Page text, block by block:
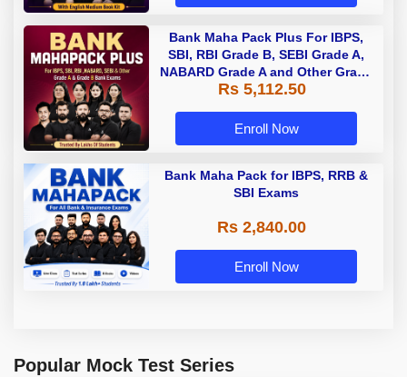
Bank Maha Pack Plus For IBPS,
SBI, RBI Grade B, SEBI Grade A,
NABARD Grade A and Other Grade
A & Grade B Bank Exams
Rs 5,112.50
Enroll Now
Bank Maha Pack for IBPS, RRB &
SBI Exams
Rs 2,840.00
Enroll Now
Popular Mock Test Series